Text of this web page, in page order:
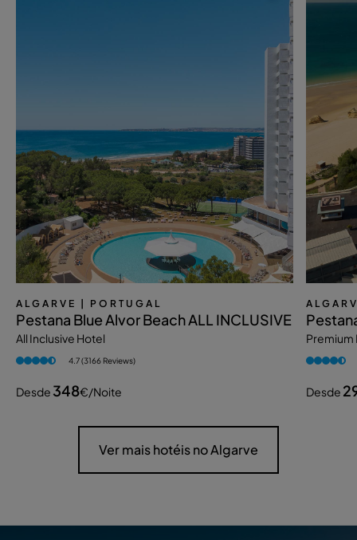
ALGARVE | PORTUGAL
Pestana Blue Alvor Beach ALL INCLUSIVE
All Inclusive Hotel
4.7 (3166 Reviews)
Desde 348€/noite
Premium
Desde
Ver mais hotéis no Algarve